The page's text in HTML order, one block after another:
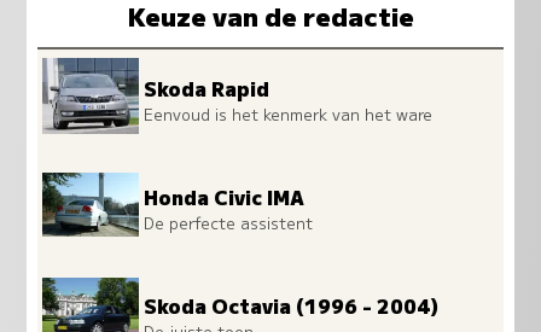
Keuze van de redactie
Skoda Rapid
Eenvoud is het kenmerk van het ware
Honda Civic IMA
De perfecte assistent
Skoda Octavia (1996 - 2004)